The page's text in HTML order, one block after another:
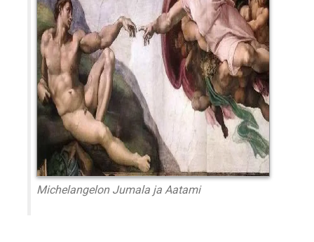
Michelangelon Jumala ja Aatami